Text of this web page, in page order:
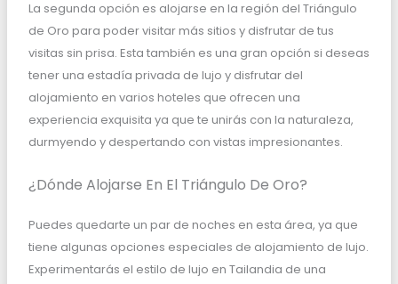
La segunda opción es alojarse en la región del Triángulo
de Oro para poder visitar más sitios y disfrutar de tus
visitas sin prisa. Esta también es una gran opción si deseas
tener una estadía privada de lujo y disfrutar del
alojamiento en varios hoteles que ofrecen una
experiencia exquisita ya que te unirás con la naturaleza,
durmyendo y despertando con vistas impresionantes.
¿Dónde Alojarse En El Triángulo De Oro?
Puedes quedarte un par de noches en esta área, ya que
tiene algunas opciones especiales de alojamiento de lujo.
Experimentarás el estilo de lujo en Tailandia de una